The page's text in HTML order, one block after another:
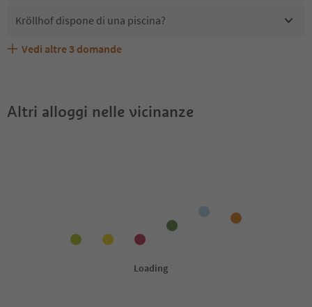
Kröllhof dispone di una piscina?
Kröllhof accetta animali domestici?
Quali servizi/attività sono disponibili presso Kröllhof?
Gli ospiti di Kröllhof ricevono l'Alto Adige Guest Pass?
Vedi altre 3 domande
Altri alloggi nelle vicinanze